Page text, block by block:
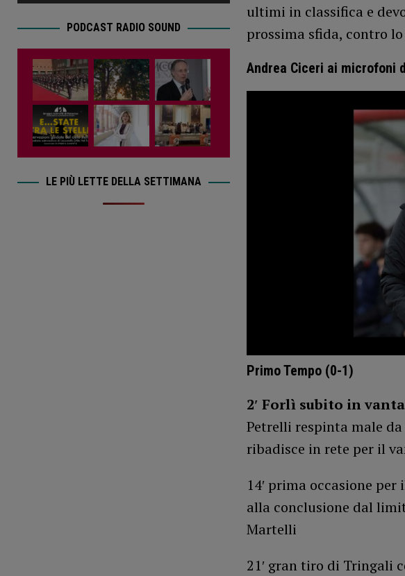
ultimi in classifica e
prossima sfida, contro
Andrea Ciceri ai microfoni
Primo Tempo (0-1)
2′ Forlì subito in
Petrelli respinta male
ribadisce in rete per il
14′ prima occasione
alla conclusione dal
Martelli
21′ gran tiro di Tringali
PODCAST RADIO SOUND
LE PIÙ LETTE DELLA SETTIMANA